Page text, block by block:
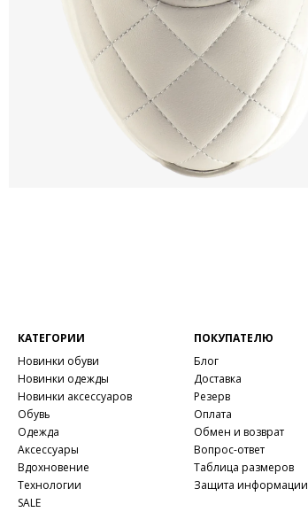
КАТЕГОРИИ
Новинки обуви
Новинки одежды
Новинки аксессуаров
Обувь
Одежда
Аксессуары
Вдохновение
Технологии
SALE
ПОКУПАТЕЛЮ
Блог
Доставка
Резерв
Оплата
Обмен и возврат
Вопрос-ответ
Таблица размеров
Защита информации